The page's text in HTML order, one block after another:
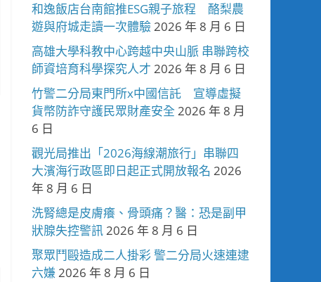
和逸飯店台南館推ESG親子旅程 酪梨農
遊與府城走讀一次體驗2026 年 8 月 6 日
高雄大學科教中心跨越中央山脈 串聯跨校
師資培育科學探究人才 2026 年 8 月 6 日
竹警二分局東門所x中國信託 宣導虛擬
貨幣防詐守護民眾財產安全 2026 年 8 月
6 日
觀光局推出「2026海線潮旅行」串聯四
大濱海行政區即日起正式開放報名 2026
年 8 月 6 日
洗腎總是皮膚癢、骨頭痛？醫：恐是副甲
狀腺失控警訊2026 年 8 月 6 日
聚眾鬥毆造成二人掛彩 警二分局火速連逮
六嫌2026 年 8 月 6 日